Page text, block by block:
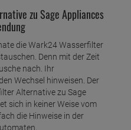
zu Sage Appliances
die Wark24 Wasserfilter
Denn mit der Zeit
nach. Ihr
Wechsel hinweisen. Der
Alternative zu Sage
sich in keiner Weise vom
die Hinweise in der